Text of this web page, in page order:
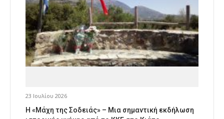
23 Ιουλίου 2026
Η «Μάχη της Σοδειάς» – Μια σημαντική εκδήλωση